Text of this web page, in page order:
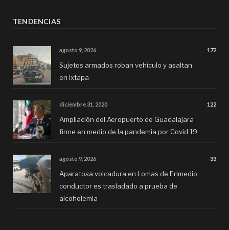
TENDENCIAS
agosto 9, 2026 172
Sujetos armados roban vehículo y asaltan
en Ixtapa
diciembre 31, 2020 122
Ampliación del Aeropuerto de Guadalajara
firme en medio de la pandemia por Covid 19
agosto 9, 2026 33
Aparatosa volcadura en Lomas de Enmedio;
conductor es trasladado a prueba de
alcoholemia